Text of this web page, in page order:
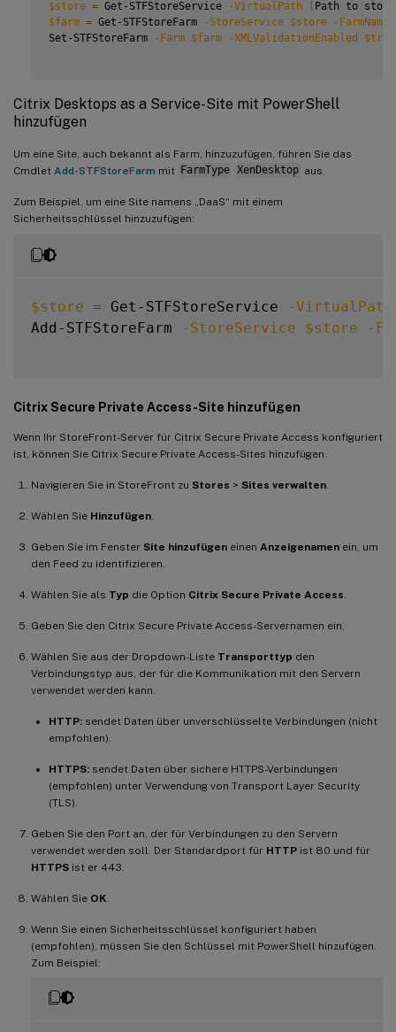
$store = Get-STFStoreService -VirtualPath [ Path to store
$farm = Get-STFStoreFarm -StoreService $store -FarmName
Set-STFStoreFarm
-Farm $farm -XMLValidationEnabled $true
Citrix Desktops as a Service-Site mit PowerShell
hinzufügen
Um eine Site, auch bekannt als Farm, hinzuzufügen, führen Sie das
Cmdlet Add-STFStoreFarm mit FarmType XenDesktop aus.
Zum Beispiel, um eine Site namens „DaaS“ mit einem
Sicherheitsschlüssel hinzuzufügen:
$store = Get-STFStoreService
-VirtualPath
Add-STFStoreFarm
-StoreService $store -
Citrix Secure Private Access-Site hinzufügen
Wenn Ihr StoreFront-Server für Citrix Secure Private Access konfiguriert
ist, können Sie Citrix Secure Private Access-Sites hinzufügen.
Navigieren Sie in StoreFront zu Stores > Sites verwalten
Wählen Sie Hinzufügen
Geben Sie im Fenster Site hinzufügen einen Anzeigenamen ein, um
den Feed zu identifizieren.
Wählen Sie als Typ die Option Citrix Secure Private Access
Geben Sie den Citrix Secure Private Access-Servernamen ein.
Wählen Sie aus der Dropdown-Liste Transporttyp den
Verbindungstyp aus, der für die Kommunikation mit den Servern
verwendet werden kann.
HTTP: sendet Daten über unverschlüsselte Verbindungen (nicht
empfohlen).
HTTPS: sendet Daten über sichere HTTPS-Verbindungen
(empfohlen) unter Verwendung von Transport Layer Security
(TLS).
Geben Sie den Port an, der für Verbindungen zu den Servern
verwendet werden soll. Der Standardport für HTTP ist 80 und für
HTTPS ist er 443.
Wählen Sie OK
Wenn Sie einen Sicherheitsschlüssel konfiguriert haben
(empfohlen), müssen Sie den Schlüssel mit PowerShell hinzufügen.
Zum Beispiel: